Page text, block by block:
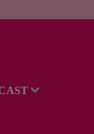
mis en examen